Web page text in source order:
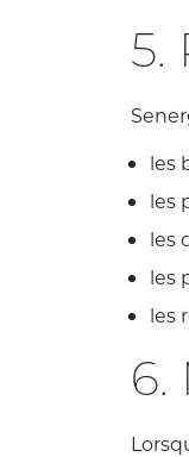
5.
les
les
les
les
les